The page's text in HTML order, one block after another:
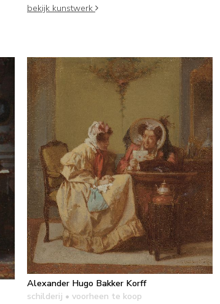
bekijk kunstwerk
Alexander Hugo Bakker Korff
schilderij • voorheen te koop